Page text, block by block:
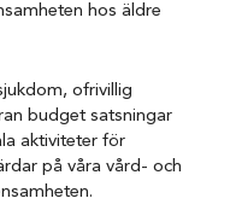
hos äldre
ofrivillig
budget satsningar
aktiviteter för
på våra vård- och